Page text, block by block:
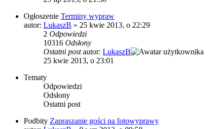
Ogłoszenie Terminy wypraw
autor: LukaszB » 25 kwie 2013, o 22:29
2 Odpowiedzi
10316 Odsłony
Ostatni postautor: LukaszB
25 kwie 2013, o 23:01
Tematy
Odpowiedzi
Odsłony
Ostatni post
Podbity Zapraszanie gości na fotowyprawy